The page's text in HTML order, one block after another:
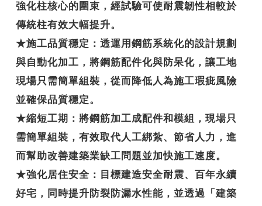
強化柱核心的圍束，經試驗可使耐震韌性相較於
傳統柱有效大幅提升。
★施工品質穩定 ：透運用鋼筋系統化的設計規劃
與自動化加工，將鋼筋配件化與防呆化，讓工地
現場只需簡單組裝，從而降低人為施工瑕疵風險
並確保品質穩定。
★縮短工期 ：將鋼筋加工成配件和模組，現場只
需簡單組裝，有效取代人工綁紮、節省人力，進
而幫助改善建築業缺工問題並加快施工速度。
★強化居住安全 ：目標建造安全耐震、百年永續
好宅，同時提升防裂防漏水性能，並透過「建築